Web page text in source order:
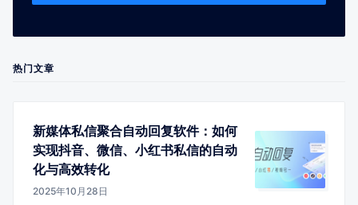
热门文章
新媒体私信聚合自动回复软件：如何
实现抖音、微信、小红书私信的自动
化与高效转化
2025年10月28日